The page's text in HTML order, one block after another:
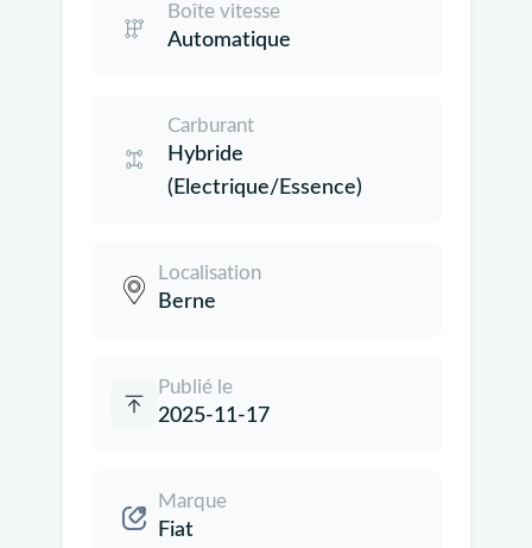
Boîte vitesse
Automatique
Carburant
Hybride
(Electrique/Essence)
Localisation
Berne
Publié le
2025-11-17
Marque
Fiat